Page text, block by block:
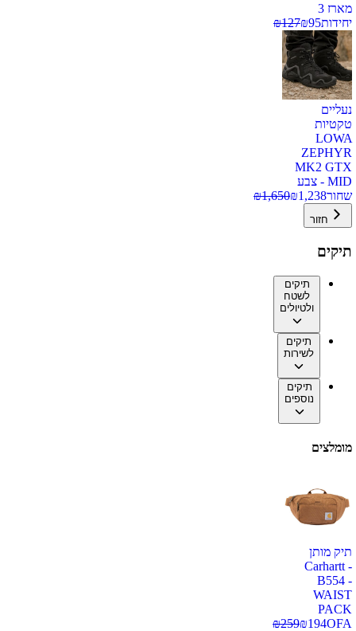
מארז 3
יחידות
₪95
₪127
נעליים
טקטיות
LOWA
ZEPHYR
MK2 GTX
MID - צבע
שחור
₪1,238
₪1,650
חזור
תיקים
תיקים
לשטח
ולטיולים
תיקים
לשירות
תיקים
נוספים
מומלצים
תיק מותן
Carhartt -
B554 -
WAIST
PACK
OFA
₪194
₪259